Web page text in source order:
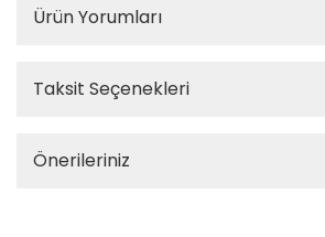
Ürün Yorumları
Taksit Seçenekleri
Önerileriniz